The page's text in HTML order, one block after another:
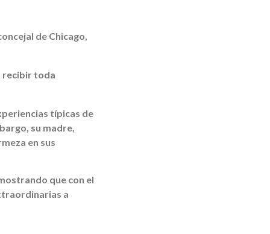
de Chicago,
recibir toda
típicas de
su madre,
en sus
que con el
a